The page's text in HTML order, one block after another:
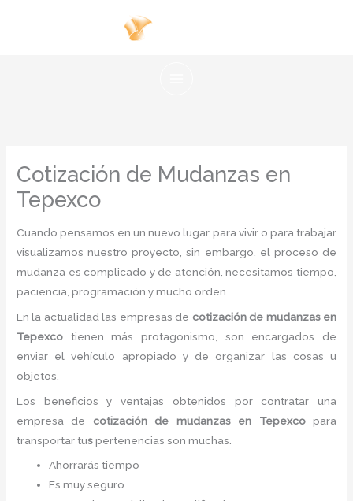
Cotización de Mudanzas en
Tepexco
Cuando pensamos en un nuevo lugar para vivir o para trabajar
visualizamos nuestro proyecto, sin embargo, el proceso de
mudanza es complicado y de atención, necesitamos tiempo,
paciencia, programación y mucho orden.
En la actualidad las empresas de cotización de mudanzas en
Tepexco tienen más protagonismo, son encargados de
enviar el vehículo apropiado y de organizar las cosas u
objetos.
Los beneficios y ventajas obtenidos por contratar una
empresa de cotización de mudanzasen Tepexco para
transportar tuspertenencias son muchas.
Ahorrarás tiempo
Es muy seguro